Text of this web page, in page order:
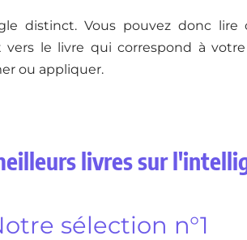
distinct. Vous pouvez donc
vers le livre qui correspond à
ou appliquer.
livres sur
sélection n°1